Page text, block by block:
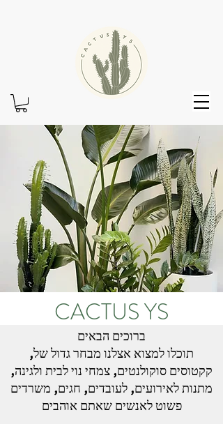
10%
CACTUS YS
​להכניס את הטבע הביתה
,תוכלו למצוא אצלנו מבחר גדול של
קקטוסים סוקולנטים, צמחי נוי לבית ולגינה,
מתנות לאירועים, לעובדים, חגים, משרדים
פשוט לאנשים שאתם אוהבים